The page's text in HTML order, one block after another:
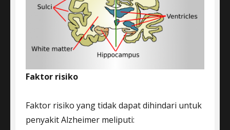
Faktor risiko
Faktor risiko yang tidak dapat dihindari untuk
penyakit Alzheimer meliputi: